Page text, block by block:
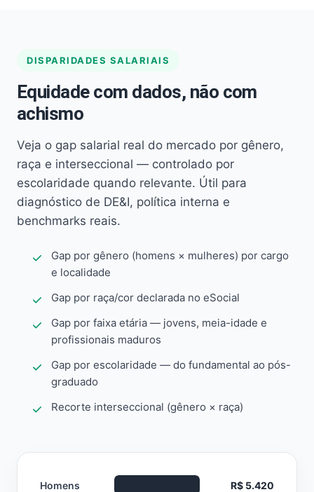
DISPARIDADES SALARIAIS
Equidade com dados, não com
achismo
Veja o gap salarial real do mercado por gênero,
raça e interseccional — controlado por
escolaridade quando relevante. Útil para
diagnóstico de DE&I, política interna e
benchmarks reais.
Gap por gênero (homens × mulheres) por cargo
e localidade
Gap por raça/cor declarada no eSocial
Gap por faixa etária — jovens, meia-idade e
profissionais maduros
Gap por escolaridade — do fundamental ao pós-
graduado
Recorte interseccional (gênero × raça)
Homens R$ 5.420